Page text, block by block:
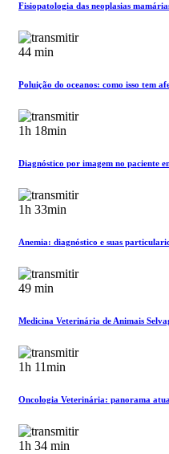
Fisiopatologia das neoplasias
44 min
Poluição do oceanos: como isso tem
1h 18min
Diagnóstico por imagem no paciente
1h 33min
Anemia: diagnóstico e suas
49 min
Medicina Veterinária de Animais
1h 11min
Oncologia Veterinária: panorama
1h 34 min